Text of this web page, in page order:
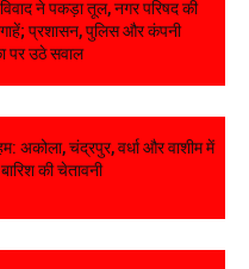
ने पकड़ा तूल, नगर परिषद की
प्रशासन, पुलिस और कंपनी
पर उठे सवाल
अकोला, चंद्रपुर, वर्धा और वाशीम में
की चेतावनी